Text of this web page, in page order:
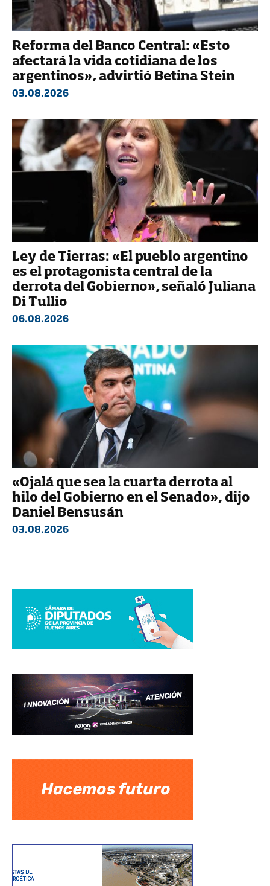
Reforma del Banco Central: «Esto
afectará la vida cotidiana de los
argentinos», advirtió Betina Stein
03.08.2026
Ley de Tierras: «El pueblo argentino
es el protagonista central de la
derrota del Gobierno», señaló Juliana
Di Tullio
06.08.2026
«Ojalá que sea la cuarta derrota al
hilo del Gobierno en el Senado», dijo
Daniel Bensusán
03.08.2026